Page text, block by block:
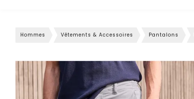
Hommes Vêtements & Accessoires Pantalons